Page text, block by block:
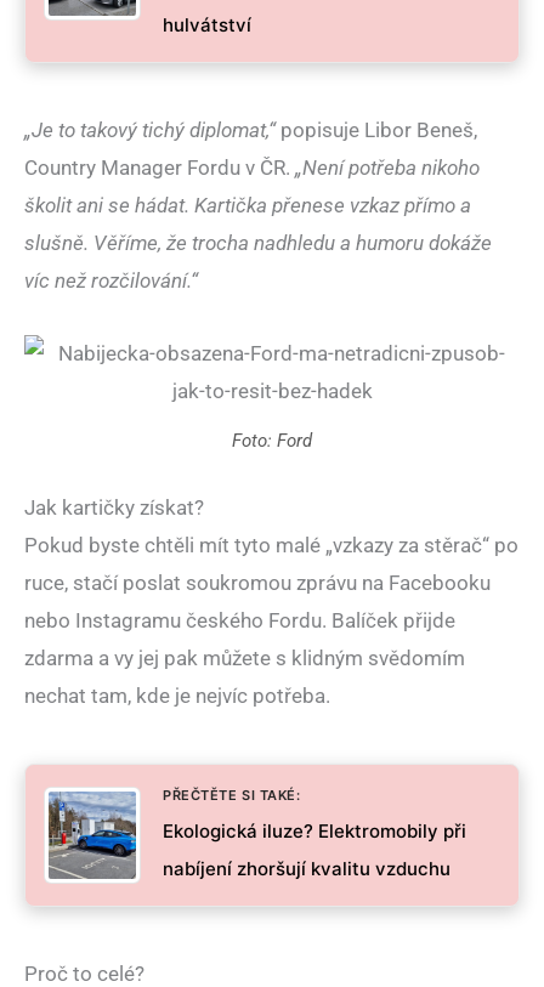
hulvátství
„Je to takový tichý diplomat,“popisuje Libor Beneš,
Country Manager Fordu v ČR. „Není potřeba nikoho
školit ani se hádat. Kartička přenese vzkaz přímo a
slušně. Věříme, že trocha nadhledu a humoru dokáže
víc než rozčilování.“
Foto: Ford
Jak kartičky získat?
Pokud byste chtěli mít tyto malé „vzkazy za stěrač“ po
ruce, stačí poslat soukromou zprávu na Facebooku
nebo Instagramu českého Fordu. Balíček přijde
zdarma a vy jej pak můžete s klidným svědomím
nechat tam, kde je nejvíc potřeba.
PŘEČTĚTE SI TAKÉ:
Ekologická iluze? Elektromobily při
nabíjení zhoršují kvalitu vzduchu
Proč to celé?